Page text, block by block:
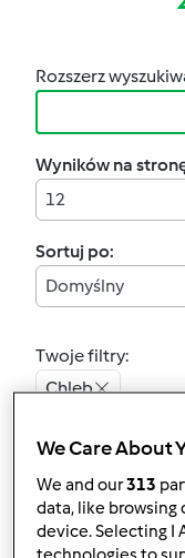
Rozszerz
Wyników na
12
Sortuj po:
Domyślny
Twoje filtry:
Chleb
Wyczyść
We Care About
We and our313
data, like
device. Selecting I